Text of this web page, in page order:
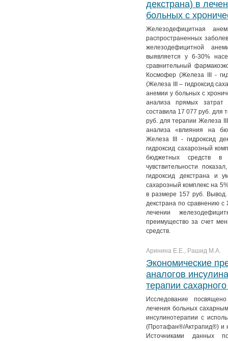
декстрана) в
больных с
Железодефицитная
распространенных
железодефицитной
выявляется у 6-30%
сравнительный
Космофер (Железа III -
(Железа III – гидроксид
анемии у больных с
анализа прямых
составила 17 077 руб. для
руб. для терапии Железа
анализа «влияния на
Железа III - гидроксид
гидроксид сахарозный
бюджетных средств
чувствительности
гидроксид декстрана и
сахарозный комплекс на
в размере 157 руб.
декстрана по сравнению с
лечении
преимущество за счет
средств.
Аринина Е.Е., Рашид М.А.
Экономические
аналогов
терапии
Исследование
лечения больных
инсулинотерапии с
(Протафан®/Актрапид®) и
Источниками данных